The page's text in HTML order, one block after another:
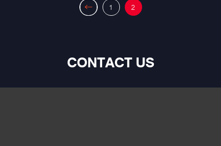
1 2
CONTACT US